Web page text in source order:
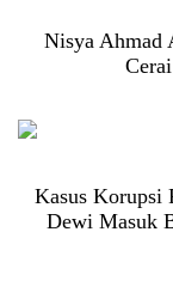
Nisya Ahmad
Kasus Korupsi
Dewi Masuk